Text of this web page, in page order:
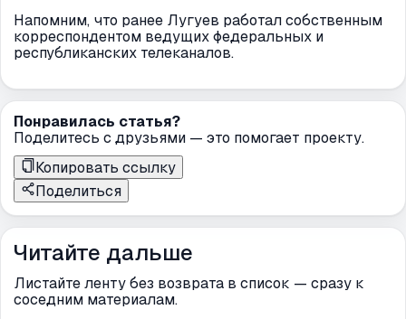
Напомним, что ранее Лугуев работал собственным
корреспондентом ведущих федеральных и
республиканских телеканалов.
Понравилась статья?
Поделитесь с друзьями — это помогает проекту.
Копировать ссылку
Поделиться
Читайте дальше
Листайте ленту без возврата в список — сразу к
соседним материалам.